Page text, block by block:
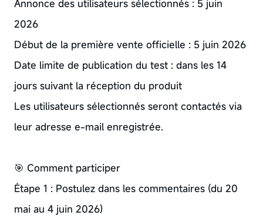
Annonce des utilisateurs sélectionnés : 5 juin
2026
Début de la première vente officielle : 5 juin 2026
Date limite de publication du test : dans les 14
jours suivant la réception du produit
Les utilisateurs sélectionnés seront contactés via
leur adresse e-mail enregistrée.
🎯 Comment participer
Étape 1 : Postulez dans les commentaires (du 20
mai au 4 juin 2026)